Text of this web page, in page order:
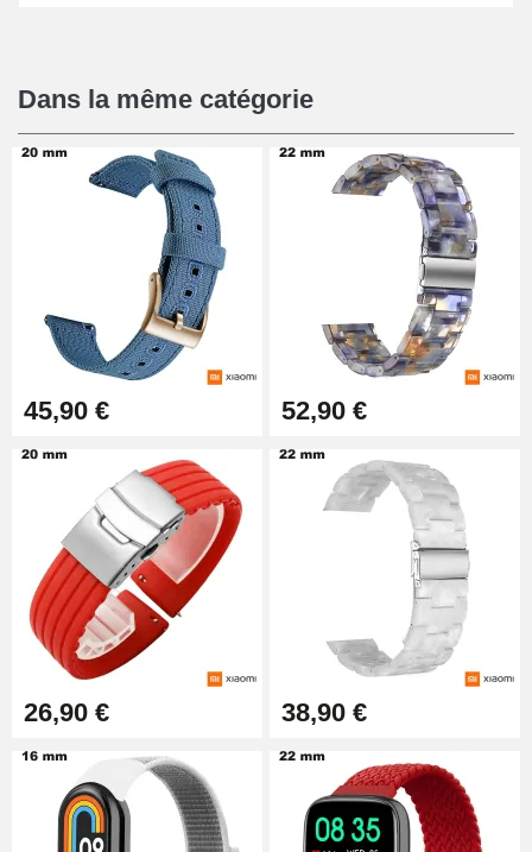
Dans la même catégorie
45,90 € 52,90 €
26,90 € 38,90 €